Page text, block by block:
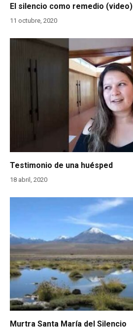
El silencio como remedio (video)
11 octubre, 2020
Testimonio de una huésped
18 abril, 2020
Murtra Santa María del Silencio